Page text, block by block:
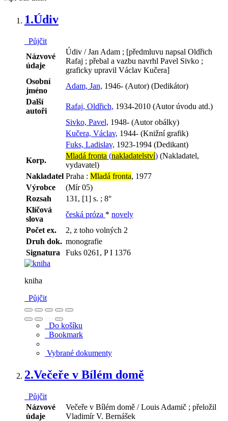
1.Údiv
Půjčit
Názvové
údaje
Údiv / Jan Adam ; [předmluvu napsal Oldřich
Rafaj ; přebal a vazbu navrhl Pavel Sivko ;
graficky upravil Václav Kučera]
Osobní
jméno
Adam, Jan, 1946- (Autor) (Dedikátor)
Další
autoři
Rafaj, Oldřich, 1934-2010 (Autor úvodu atd.)
Sivko, Pavel, 1948- (Autor obálky)
Kučera, Václav, 1944- (Knižní grafik)
Fuks, Ladislav, 1923-1994 (Dedikant)
Korp.
Mladá fronta (nakladatelství) (Nakladatel,
vydavatel)
Nakladatel Praha : Mladá fronta, 1977
Výrobce
(Mír 05)
Rozsah
131, [1] s. ; 8°
Klíčová
slova
česká próza * novely
Počet ex.
2, z toho volných 2
Druh dok. monografie
Signatura
Fuks 0261, P I 1376
kniha
Půjčit
Do košíku
Bookmark
Vybrané dokumenty
2.Večeře v Bílém domě
Půjčit
Názvové
údaje
Večeře v Bílém domě / Louis Adamič ; přeložil
Vladimír V. Bernášek